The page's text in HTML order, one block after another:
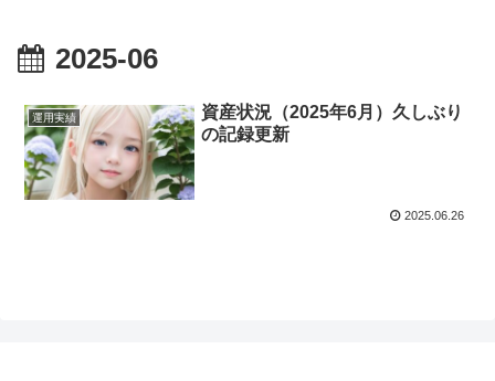
2025-06
運用実績
資産状況（2025年6月）久しぶり
の記録更新
2025.06.26